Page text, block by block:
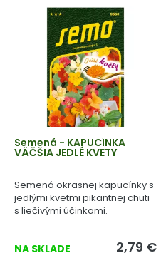
Semená - KAPUCÍNKA
VÄČŠIA JEDLÉ KVETY
Semená okrasnej kapucínky s
jedlými kvetmi pikantnej chuti
s liečivými účinkami.
NA SKLADE 2,79 €